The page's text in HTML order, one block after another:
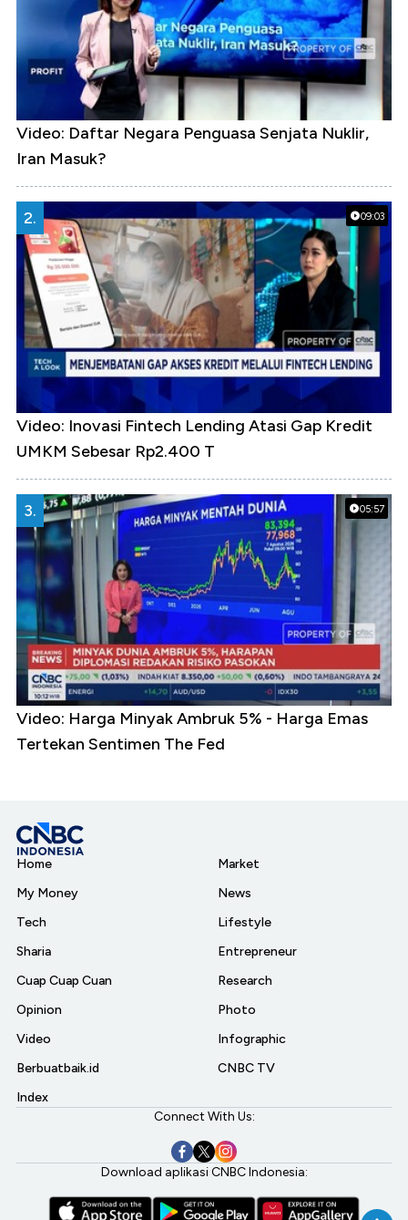
Video: Daftar Negara Penguasa Senjata Nuklir,
Iran Masuk?
09:03
2.
Video: Inovasi Fintech Lending Atasi Gap Kredit
UMKM Sebesar Rp2.400 T
05:57
3.
Video: Harga Minyak Ambruk 5% - Harga Emas
Tertekan Sentimen The Fed
Home
My Money
Tech
Sharia
Cuap Cuap Cuan
Opinion
Video
Berbuatbaik.id
Index
Market
News
Lifestyle
Entrepreneur
Research
Photo
Infographic
CNBC TV
Connect With Us:
Download aplikasi CNBC Indonesia: